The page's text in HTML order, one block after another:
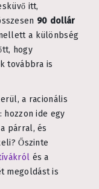
itt,
90 dollár
a különbség
hogy
továbbra is
a racionális
hozzon ide egy
párral, és
Őszinte
és a
megoldást is